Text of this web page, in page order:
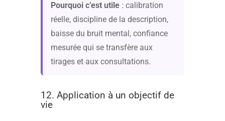
Pourquoi c’est utile: calibration
réelle, discipline de la description,
baisse du bruit mental, confiance
mesurée qui se transfère aux
tirages et aux consultations.
12. Application à un objectif de
vie